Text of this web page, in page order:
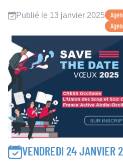
Publié le 13 janvier 2025
VENDREDI 24 JANVIER